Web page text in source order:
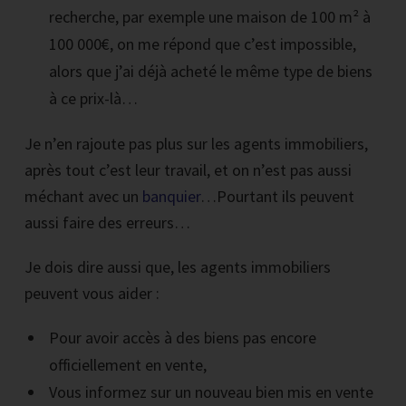
recherche, par exemple une maison de 100 m² à
100 000€, on me répond que c’est impossible,
alors que j’ai déjà acheté le même type de biens
à ce prix-là…
Je n’en rajoute pas plus sur les agents immobiliers,
après tout c’est leur travail, et on n’est pas aussi
méchant avec un banquier…Pourtant ils peuvent
aussi faire des erreurs…
Je dois dire aussi que, les agents immobiliers
peuvent vous aider :
Pour avoir accès à des biens pas encore
officiellement en vente,
Vous informez sur un nouveau bien mis en vente